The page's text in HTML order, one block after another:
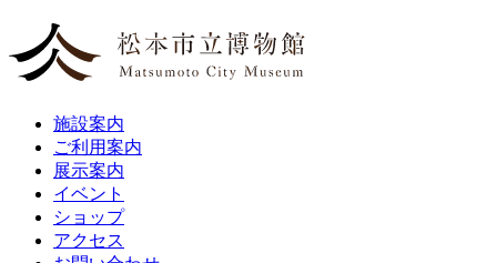
施設案内
ご利用案内
展示案内
イベント
ショップ
アクセス